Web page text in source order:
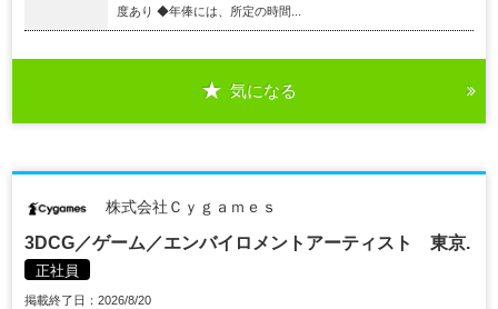
度あり ◆年俸には、所定の時間...
気になる
株式会社Ｃｙｇａｍｅｓ
3DCG／ゲーム／エンバイロメントアーティスト 東京.
正社員
掲載終了日：2026/8/20